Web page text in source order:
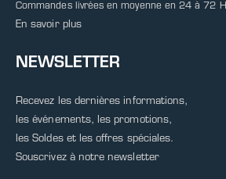
Commandes livrées en moyenne en 24 à 72 H
En savoir plus
NEWSLETTER
Recevez les dernières informations,
les événements, les promotions,
les Soldes et les offres spéciales.
Souscrivez à notre newsletter